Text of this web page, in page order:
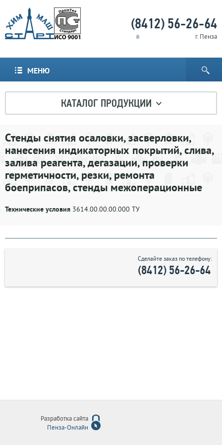
(8412) 56-26-64
г. Пенза
МЕНЮ
КАТАЛОГ ПРОДУКЦИИ
Cтенды снятия осаловки, засверловки,
нанесения индикаторных покрытий, слива,
залива реагента, дегазации, проверки
герметичности, резки, ремонта
боеприпасов, стенды межоперационные
Технические условия 3614.00.00.00.000 ТУ
Сделайте заказ по телефону:
(8412) 56-26-64
Разработка сайта
Пенза-Онлайн